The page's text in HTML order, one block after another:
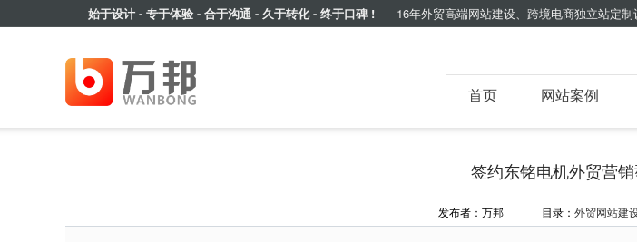
始于设计 - 专于体验 - 合于沟通 - 久于转化 - 终于口碑 !16年外贸高端网站建设、跨境电商独立站定制
首页 网站案例
签约东铭电机外贸营
发布者：万邦 目录： 外贸网站建